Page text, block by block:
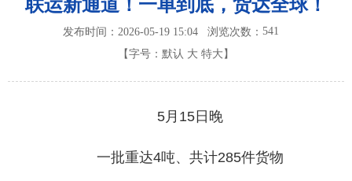
联运新通道！一单到底，货达全球！
发布时间：2026-05-19 15:04 浏览次数： 541
【字号： 默认 大 特大 】
5月15日晚
一批重达4吨、共计285件货物